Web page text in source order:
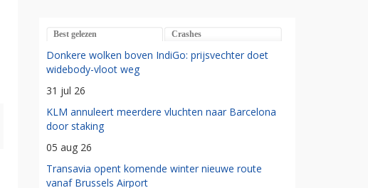
Best gelezen Crashes
Donkere wolken boven IndiGo: prijsvechter doet
widebody-vloot weg
31 jul 26
KLM annuleert meerdere vluchten naar Barcelona
door staking
05 aug 26
Transavia opent komende winter nieuwe route
vanaf Brussels Airport